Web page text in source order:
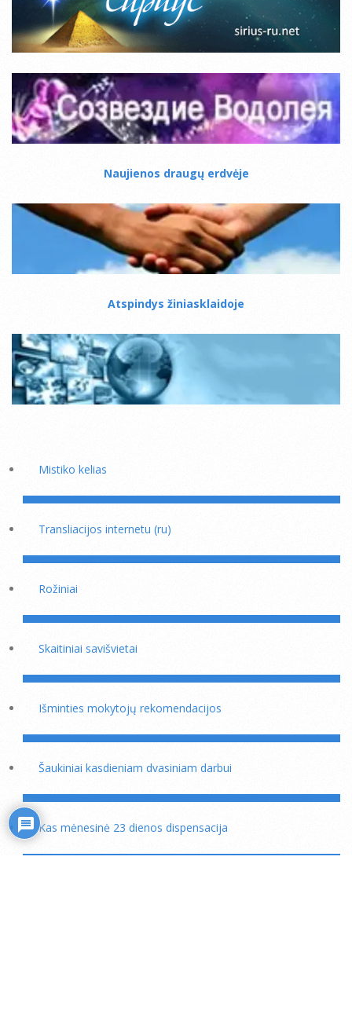
Naujienos draugų erdvėje
Atspindys žiniasklaidoje
Mistiko kelias
Transliacijos internetu (ru)
Rožiniai
Skaitiniai savišvietai
Išminties mokytojų rekomendacijos
Šaukiniai kasdieniam dvasiniam darbui
Kas mėnesinė 23 dienos dispensacija